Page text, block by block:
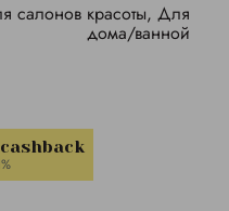
салонов красоты, Для
дома/ванной